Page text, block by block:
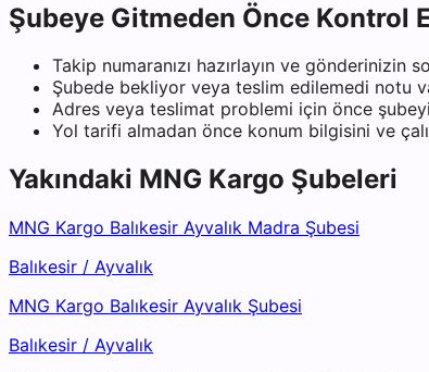
Şubeye Gitmeden Önce Kontrol
Takip numaranızı hazırlayın ve gönderinizin
Şubede bekliyor veya teslim edilemedi notu
Adres veya teslimat problemi için önce şubeyi
Yol tarifi almadan önce konum bilgisini ve
Yakındaki MNG Kargo Şubeleri
MNG Kargo Balıkesir Ayvalık Madra Şubesi
Balıkesir / Ayvalık
MNG Kargo Balıkesir Ayvalık Şubesi
Balıkesir / Ayvalık